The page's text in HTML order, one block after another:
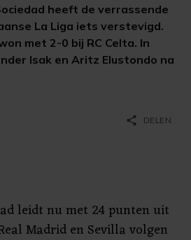
heeft de verrassende
La Liga iets verstevigd.
met 2-0 bij RC Celta. In
Isak en Aritz Elustondo na
share DELEN
leidt nu met 24 punten uit
Madrid en Sevilla volgen